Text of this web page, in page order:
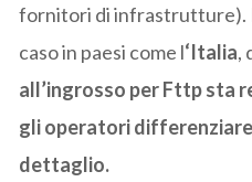
fornitori di infrastrutture).
caso in paesi come l‘Italia,
all’ingrosso per Fttp sta
gli operatori
dettaglio.